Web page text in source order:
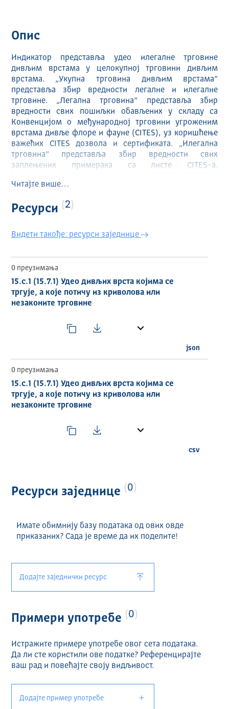
Опис
Индикатор представља удео илегалне трговине
дивљим врстама у целокупној трговини дивљим
врстама. „Укупна трговина дивљим врстама”
представља збир вредности легалне и илегалне
трговине. „Легална трговина” представља збир
вредности свих пошиљки обављених у складу са
Конвенцијом о међународној трговини угроженим
врстама дивље флоре и фауне (CITES), уз коришћење
важећих CITES дозвола и сертификата. „Илегална
трговина” представља збир вредности свих
заплењених примерака са листе CITES-a.
51201_150701IND01_ESMS_G0_2025_1.html
Читајте више…
Ресурси 2
Видети такође: ресурси заједнице
0 преузимања
15.c.1 (15.7.1) Удео дивљих врста којима се
тргује, а које потичу из криволова или
незаконите трговине
json
0 преузимања
15.c.1 (15.7.1) Удео дивљих врста којима се
тргује, а које потичу из криволова или
незаконите трговине
csv
Ресурси заједнице 0
Имате обимнију базу података од ових овде
приказаних? Сада је време да их поделите!
Додајте заједнички ресурс
Примери употребе 0
Истражите примере употребе овог сета података.
Да ли сте користили ове податке? Референцирајте
ваш рад и повећајте своју видљивост.
Додајте пример употребе